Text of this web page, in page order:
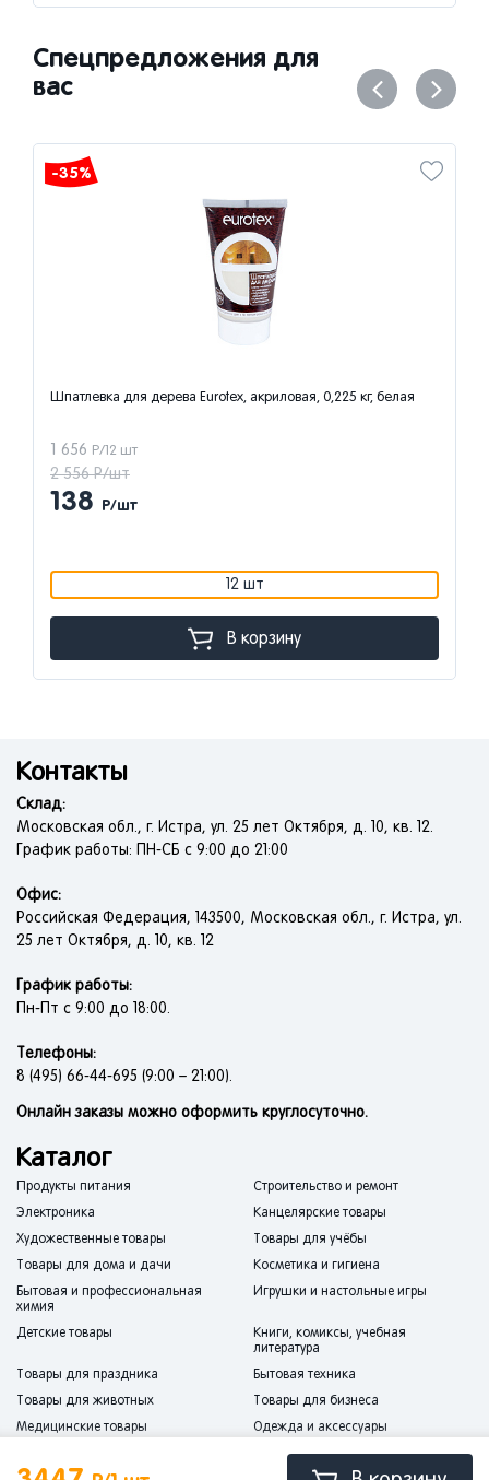
Спецпредложения для
вас
для дерева Eurotex, акриловая, 0,225 кг, белая
В корзину
-35%
Кисть
Контакты
Склад:
Московская обл., г. Истра, ул. 25 лет Октября, д. 10, кв. 12.
График работы: ПН-СБ с 9:00 до 21:00
Офис:
Российская Федерация, 143500, Московская обл., г. Истра, ул.
25 лет Октября, д. 10, кв. 12
График работы:
Пн-Пт с 9:00 до 18:00.
Телефоны:
8 (495) 66-44-695 (9:00 – 21:00).
Онлайн заказы можно оформить круглосуточно.
Каталог
Продукты питания
Строительство и ремонт
Электроника
Канцелярские товары
Художественные товары
Товары для учёбы
Товары для дома и дачи
Косметика и гигиена
Бытовая и профессиональная
химия
Игрушки и настольные игры
Детские товары
Книги, комиксы, учебная
литература
Товары для праздника
Бытовая техника
Товары для животных
Товары для бизнеса
Медицинские товары
Одежда и аксессуары
Мебель